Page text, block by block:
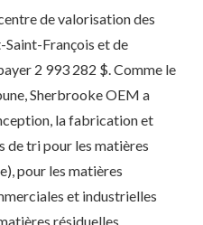
de valorisation des
François et de
2 993 282 $. Comme le
Sherbrooke OEM a
la fabrication et
de tri pour les matières
pour les matières
et industrielles
résiduelles